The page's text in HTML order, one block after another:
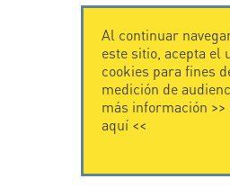
Al continuar
este sitio, acepta el
cookies para fines
medición de
más información >>
aquí<<